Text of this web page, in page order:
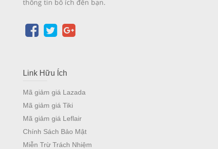
thông tin bổ ích đến bạn.
Link Hữu Ích
Mã giảm giá Lazada
Mã giảm giá Tiki
Mã giảm giá Leflair
Chính Sách Bảo Mật
Miễn Trừ Trách Nhiệm